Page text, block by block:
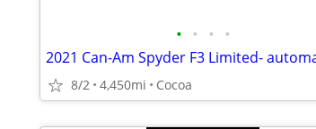
• • • •
8/2 4,450mi Cocoa